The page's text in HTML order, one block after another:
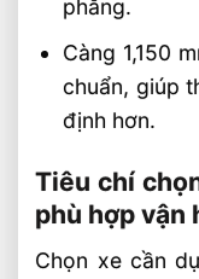
phẳng.
Càng 1,150
chuẩn, giúp
định hơn.
Tiêu chí
phù hợp vận
Chọn xe cần